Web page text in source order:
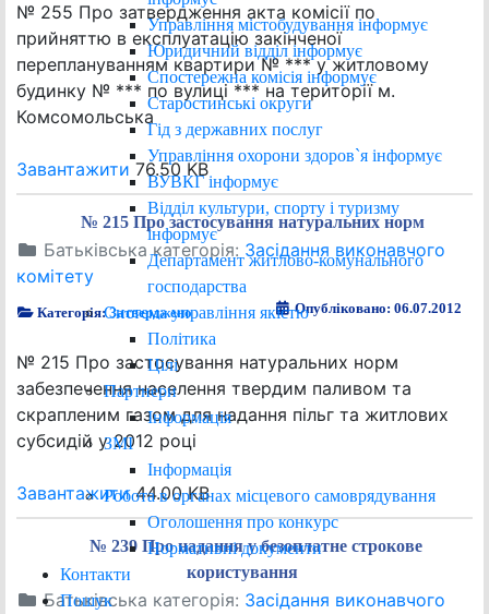
Управління містобудування інформує
Юридичний відділ інформує
Спостережна комісія інформує
Старостинські округи
Гід з державних послуг
Управління охорони здоров`я інформує
ВУВКГ інформує
Відділ культури, спорту і туризму
інформує
Департамент житлово-комунального
господарства
Система управління якістю
Політика
Цілі
Партнери
Інформація
ЗМІ
Інформація
Робота в органах місцевого самоврядування
Оголошення про конкурс
Нормативні документи
Контакти
Пошук
№ 255 Про затвердження акта комісії по
прийняттю в експлуатацію закінченої
переплануванням квартири № *** у житловому
будинку № *** по вулиці *** на території м.
Комсомольська
Завантажити 76.50 KB
№ 215 Про застосування натуральних норм
Батьківська категорія: Засідання виконавчого
комітету
Категорія:Затверджено Опубліковано: 06.07.2012
№ 215 Про застосування натуральних норм
забезпечення населення твердим паливом та
скрапленим газом для надання пільг та житлових
субсидій у 2012 році
Завантажити44.00 KB
№ 239 Про надання у безоплатне строкове
користування
Батьківська категорія: Засідання виконавчого